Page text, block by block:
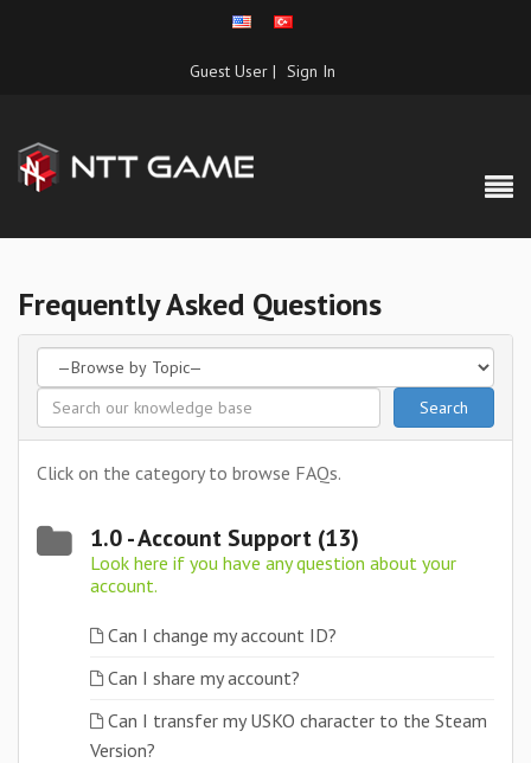
Guest User | Sign In
Frequently Asked Questions
Click on the category to browse FAQs.
1.0 - Account Support (13)
Look here if you have any question about your
account.
Can I change my account ID?
Can I share my account?
Can I transfer my USKO character to the Steam
Version?